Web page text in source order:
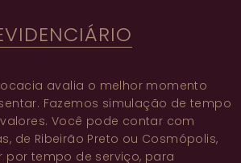
avalia o melhor momento
. Fazemos simulação detempo
Você pode contar com
, de Ribeirão Preto ou Cosmópolis,
por tempo de serviço, para